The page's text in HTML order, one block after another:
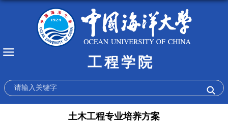
工程学院
土木工程专业培养方案